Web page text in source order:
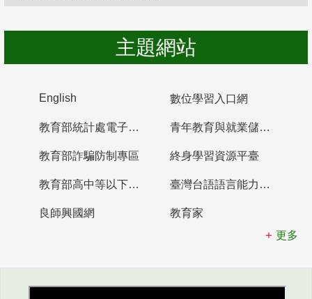
主題網站
English 數位學習入口網
教育部統計處電子書櫃 青年教育與就業儲蓄帳戶
教育部詐騙防制專區 終身學習資源平臺
教育部高中等以下學校及幼兒園教師資格檢定考試 臺灣台語語言能力認證網站
良師興國網
教育家
更多